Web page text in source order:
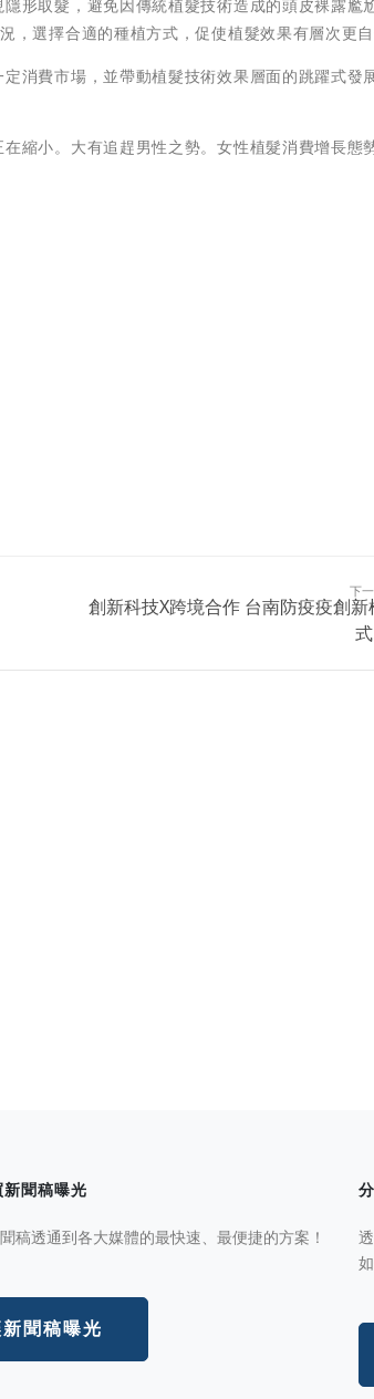
形取髮，避免因傳統植髮技術造成的頭皮裸露尷
選擇合適的種植方式，促使植髮效果有層次更自
消費市場，並帶動植髮技術效果層面的跳躍式發
縮小。大有追趕男性之勢。女性植髮消費增長態
下
創新科技X跨境合作 台南防疫疫創新
聞稿曝光
稿透通到各大媒體的最快速、最便捷的方案！
聞稿曝光